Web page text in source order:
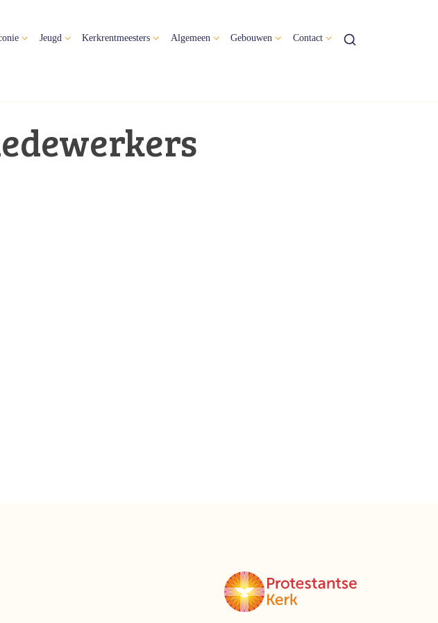
Jeugd Kerkrentmeesters Algemeen Gebouwen Contact